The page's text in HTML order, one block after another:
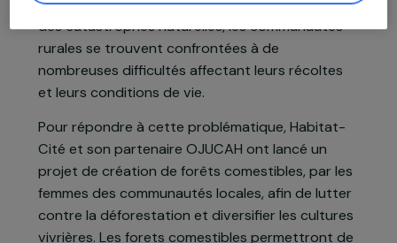
montagneuse et difficile d’accès au Sud-Est
d’Haïti, les habitant.e.s vivent principalement de
l’agriculture, de l’élevage et de l’artisanat. En
raison de la sécheresse, de la déforestation et
des catastrophes naturelles, les communautés
rurales se trouvent confrontées à de
nombreuses difficultés affectant leurs récoltes
et leurs conditions de vie.
Gérer mes cookies
Tout accepter